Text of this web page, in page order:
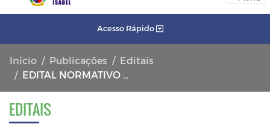
Acesso Rápido
Início Publicações
Editais
EDITAL NORMATIVO DO PROCESSO SELETIVO Nº 001/2023
EDITAIS